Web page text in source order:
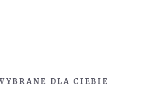
DLA CIEBIE